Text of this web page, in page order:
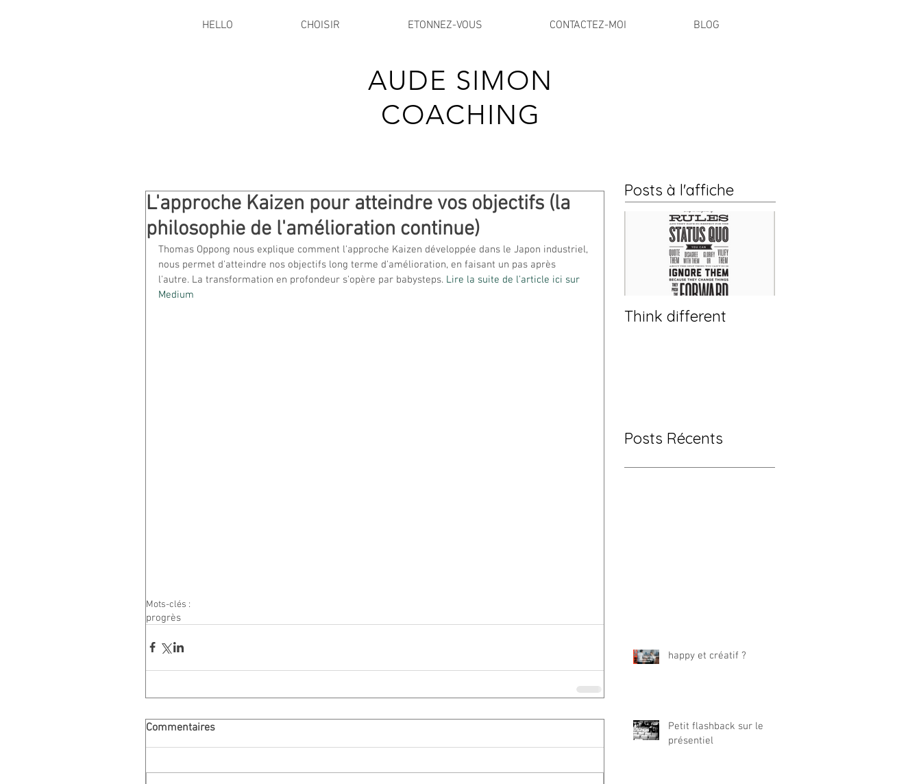
HELLO CHOISIR ETONNEZ-VOUS CONTACTEZ-MOI BLOG
AUDE SIMON
COACHING
L'approche Kaizen pour atteindre vos objectifs (la
philosophie de l'amélioration continue)
Thomas Oppong nous explique comment l'approche Kaizen développée dans le Japon industriel,
nous permet d'atteindre nos objectifs long terme d'amélioration, en faisant un pas après
l'autre. La transformation en profondeur s'opère par babysteps. Lire la suite de l'article ici sur
Medium
Mots-clés :
progrès
Commentaires
Posts à l'affiche
Think different
Posts Récents
happy et créatif ?
Petit flashback sur le
présentiel